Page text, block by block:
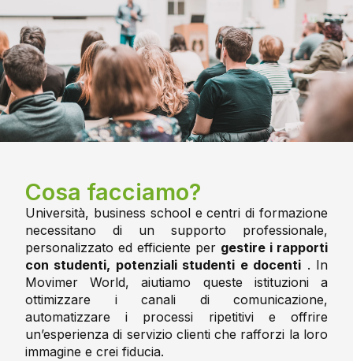
Cosa facciamo?
Università, business school e centri di formazione
necessitano di un supporto professionale,
personalizzato ed efficiente per gestire i rapporti
con studenti, potenziali studenti e docenti . In
Movimer World, aiutiamo queste istituzioni a
ottimizzare i canali di comunicazione,
automatizzare i processi ripetitivi e offrire
un’esperienza di servizio clienti che rafforzi la loro
immagine e crei fiducia.